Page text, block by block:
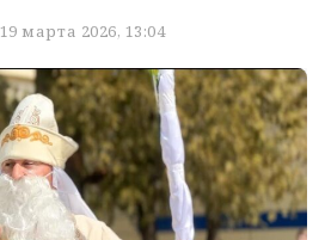
19 марта 2026, 13:04